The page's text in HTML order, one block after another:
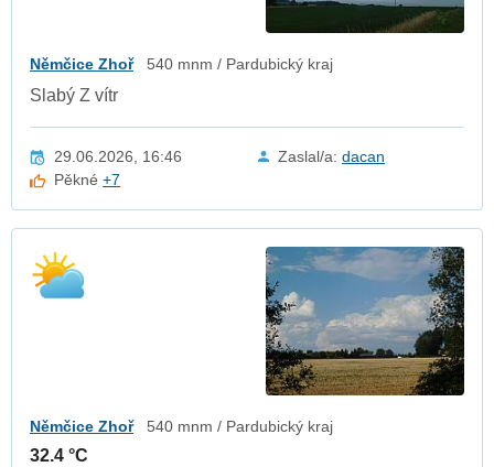
Němčice Zhoř 540 mnm / Pardubický kraj
Slabý Z vítr
29.06.2026, 16:46 Zaslal/a: dacan
Pěkné+7
Němčice Zhoř 540 mnm / Pardubický kraj
32.4 °C